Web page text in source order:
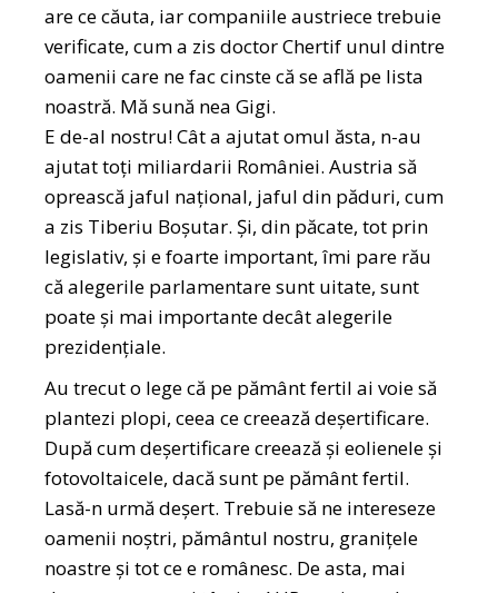
are ce căuta, iar companiile austriece trebuie
verificate, cum a zis doctor Chertif unul dintre
oamenii care ne fac cinste că se află pe lista
noastră. Mă sună nea Gigi.
E de-al nostru! Cât a ajutat omul ăsta, n-au
ajutat toți miliardarii României. Austria să
oprească jaful național, jaful din păduri, cum
a zis Tiberiu Boșutar. Și, din păcate, tot prin
legislativ, și e foarte important, îmi pare rău
că alegerile parlamentare sunt uitate, sunt
poate și mai importante decât alegerile
prezidențiale.
Au trecut o lege că pe pământ fertil ai voie să
plantezi plopi, ceea ce creează deșertificare.
După cum deșertificare creează și eolienele și
fotovoltaicele, dacă sunt pe pământ fertil.
Lasă-n urmă deșert. Trebuie să ne intereseze
oamenii noștri, pământul nostru, granițele
noastre și tot ce e românesc. De asta, mai